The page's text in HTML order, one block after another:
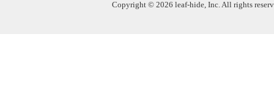
Copyright © 2026 leaf-hide, Inc. All rights